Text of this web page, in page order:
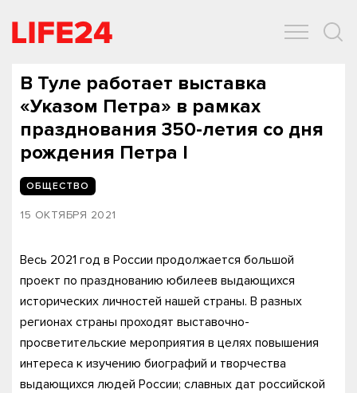
В Туле работает выставка
«Указом Петра» в рамках
празднования 350-летия со дня
рождения Петра I
ОБЩЕСТВО
15 ОКТЯБРЯ 2021
Весь 2021 год в России продолжается большой
проект по празднованию юбилеев выдающихся
исторических личностей нашей страны. В разных
регионах страны проходят выставочно-
просветительские мероприятия в целях повышения
интереса к изучению биографий и творчества
выдающихся людей России; славных дат российской